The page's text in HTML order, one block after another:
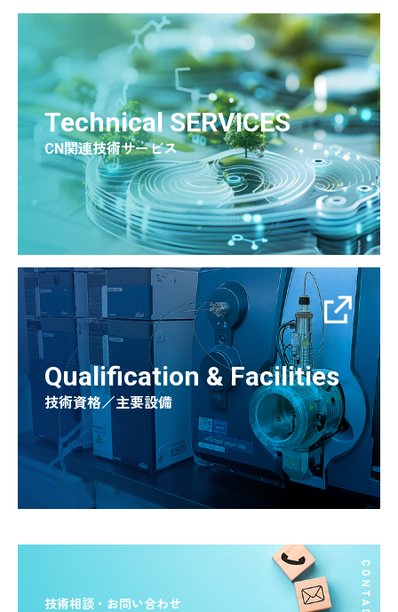
Technical SERVICES
CN関連技術サービス
Qualification & Facilities
技術資格／主要設備
技術相談・お問い合わせ